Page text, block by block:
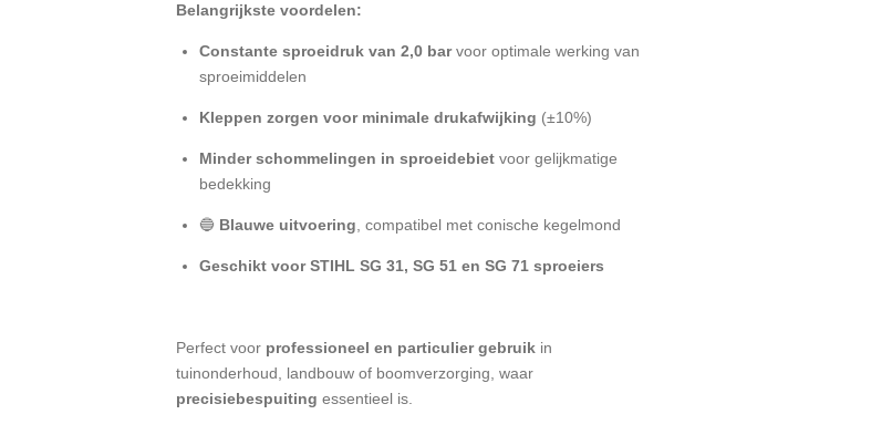
Belangrijkste voordelen:
Constante sproeidruk van 2,0 barvoor optimale werking van
sproeimiddelen
Kleppen zorgen voor minimale drukafwijking (±10%)
Minder schommelingen in sproeidebiet voor gelijkmatige
bedekking
🔵 Blauwe uitvoering, compatibel met conische kegelmond
Geschikt voor STIHL SG 31, SG 51 en SG 71 sproeiers
Perfect voor professioneel en particulier gebruik in
tuinonderhoud, landbouw of boomverzorging, waar
precisiebespuiting essentieel is.